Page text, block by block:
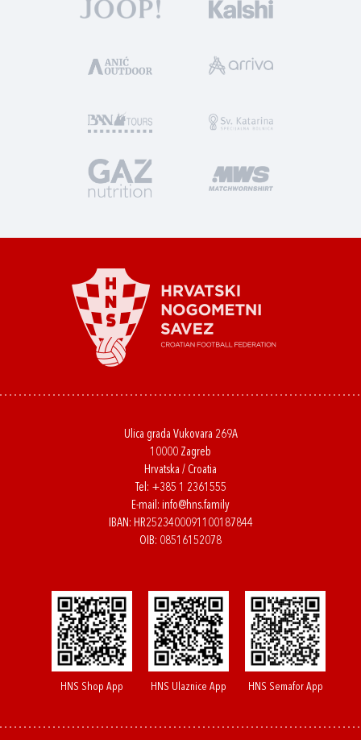
Ulica grada Vukovara 269A
10000 Zagreb
Hrvatska / Croatia
Tel: +385 1 2361555
E-mail: info@hns.family
IBAN: HR2523400091100187844
OIB: 08516152078
HNS Shop App HNS Ulaznice App HNS Semafor App